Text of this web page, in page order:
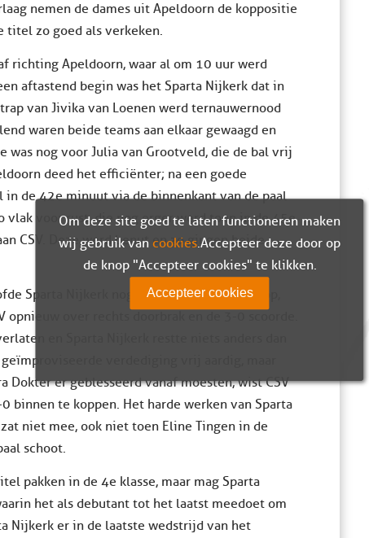
nemen de dames uit Apeldoorn de koppositie
titel zo goed als verkeken.
richting Apeldoorn, waar al om 10 uur werd
aftastend begin was het Sparta Nijkerk dat in
van Jivika van Loenen werd ternauwernood
waren beide teams aan elkaar gewaagd en
was nog voor Julia van Grootveld, die de bal vrij
deed het efficiënter; na een goede
de 42e minuut via de binnenkant van de paal
vlak voor rust, die nog erger werd toen in de 45e
CSV. Deze werd benut en zo gingen beide
Sparta Nijkerk nog wel in een goede afloop,
over rechts doorbrak en de 3-0 scoorde.
en Sparta Nijkerk restte niets anders dan
verdediging vrij aardig, maar
Dokter er geblesseerd vanaf moesten, wist CSV
te koppen. Het harde werken van Sparta
niet mee, ook niet toen Eline Tingen in de
schoot.
pakken in de 4e klasse, maar mag Sparta
het als debutant tot het laatst meedoet om
Nijkerk er in de laatste wedstrijd van het
Om deze site goed te laten functioneren maken
wij gebruik van cookies. Accepteer deze door op
de knop "Accepteer cookies" te klikken.
Accepteer cookies